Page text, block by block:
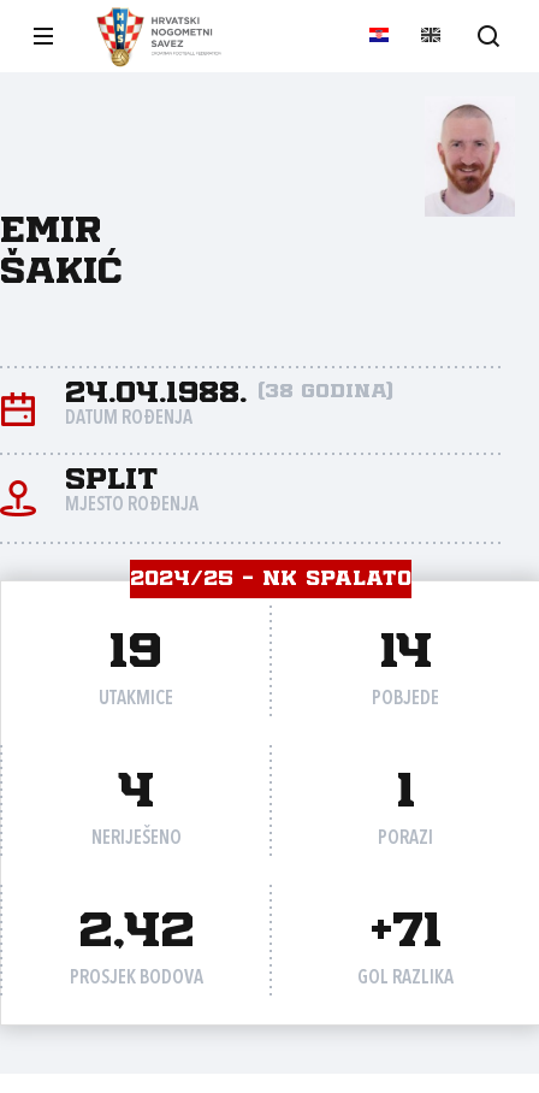
Emir
Šakić
24.04.1988. (38 godina)
DATUM ROĐENJA
Split
MJESTO ROĐENJA
2024/25 - NK SPALATO
19
UTAKMICE
14
POBJEDE
4
NERIJEŠENO
1
PORAZI
2,42
PROSJEK BODOVA
+71
GOL RAZLIKA